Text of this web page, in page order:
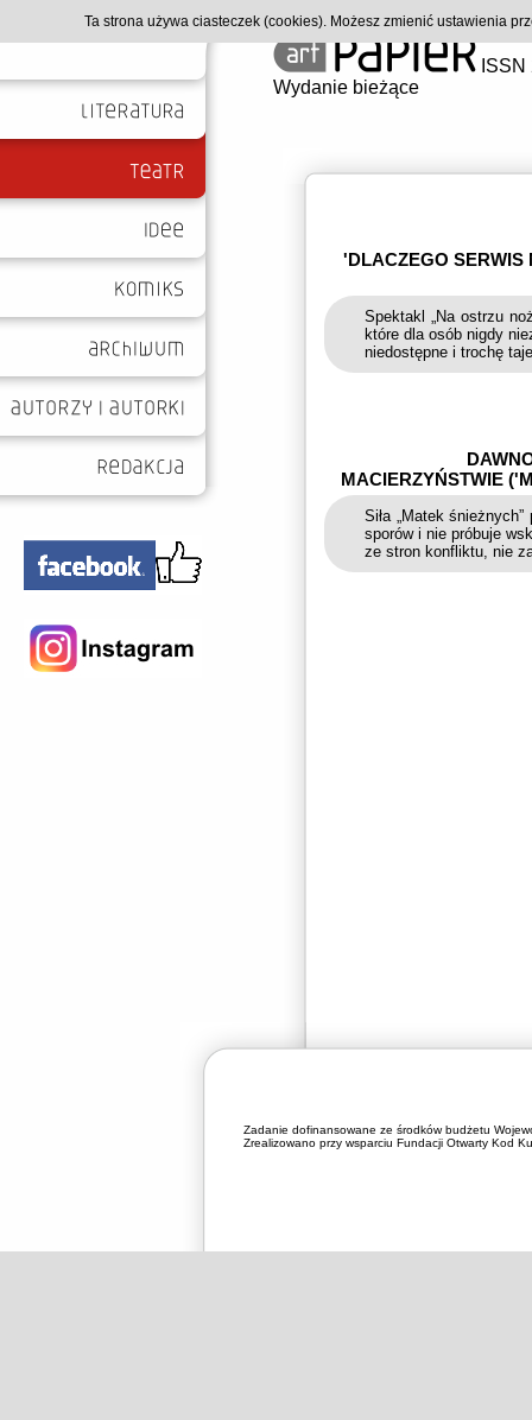
Wydanie bieżące
'DLACZEGO SERWIS
Spektakl „Na ostrzu
które dla osób nigdy
niedostępne i trochę
MACIERZYŃSTWIE
Siła „Matek
sporów i nie próbuje
ze stron konfliktu, nie
Zadanie dofinansowane ze środków budżetu
Zrealizowano przy wsparciu Fundacji Otwarty Kod
Ta strona używa ciasteczek (cookies). Możesz zmienić ustawienia